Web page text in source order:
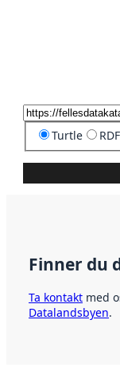
Turtle
Finner du
Ta kontakt med
Datalandsbyen.